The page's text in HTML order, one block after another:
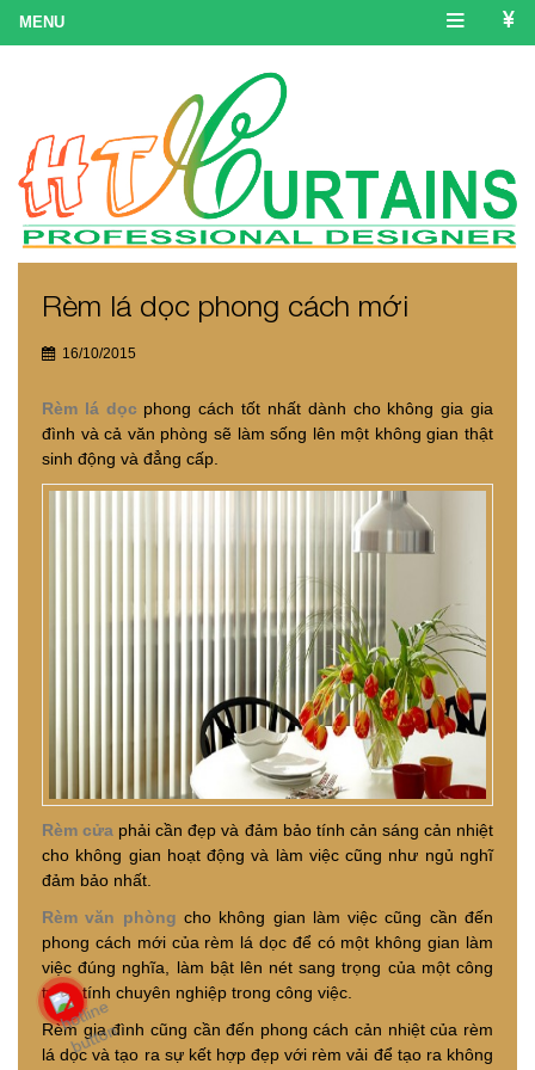
Rèm lá dọc phong cách mới
16/10/2015
Rèm lá dọc phong cách tốt nhất dành cho không gia gia
đình và cả văn phòng sẽ làm sống lên một không gian thật
sinh động và đẳng cấp.
Rèm cửa phải cần đẹp và đảm bảo tính cản sáng cản nhiệt
cho không gian hoạt động và làm việc cũng như ngủ nghĩ
đảm bảo nhất.
Rèm văn phòng cho không gian làm việc cũng cần đến
phong cách mới của rèm lá dọc để có một không gian làm
việc đúng nghĩa, làm bật lên nét sang trọng của một công
ty và tính chuyên nghiệp trong công việc.
Rèm gia đình cũng cần đến phong cách cản nhiệt của rèm
lá dọc và tạo ra sự kết hợp đẹp với rèm vải để tạo ra không